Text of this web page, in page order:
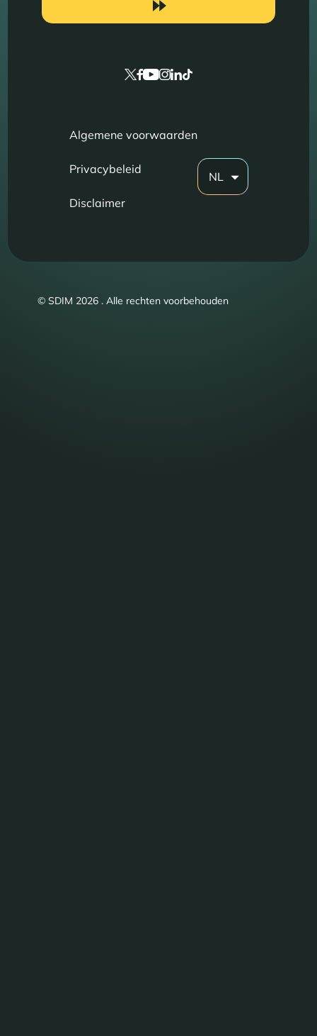
Algemene voorwaarden
Privacybeleid
Disclaimer
NL
© SDIM 2026 . Alle rechten voorbehouden